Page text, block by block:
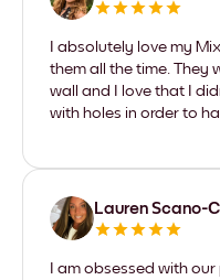
I absolutely love my
them all the time. They
wall and I love that I
with holes in order to
Lauren Scano-
I am obsessed with